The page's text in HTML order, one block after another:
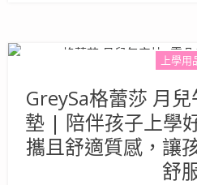
上學用
GreySa格蕾莎 月
墊 | 陪伴孩子上學
攜且舒適質感，讓
舒